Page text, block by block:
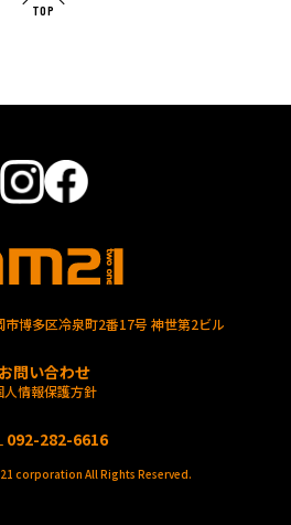
TOP
博多区冷泉町2番17号 神世第2ビル
お問い合わせ
人情報保護方針
092-282-6616
corporation All Rights Reserved.